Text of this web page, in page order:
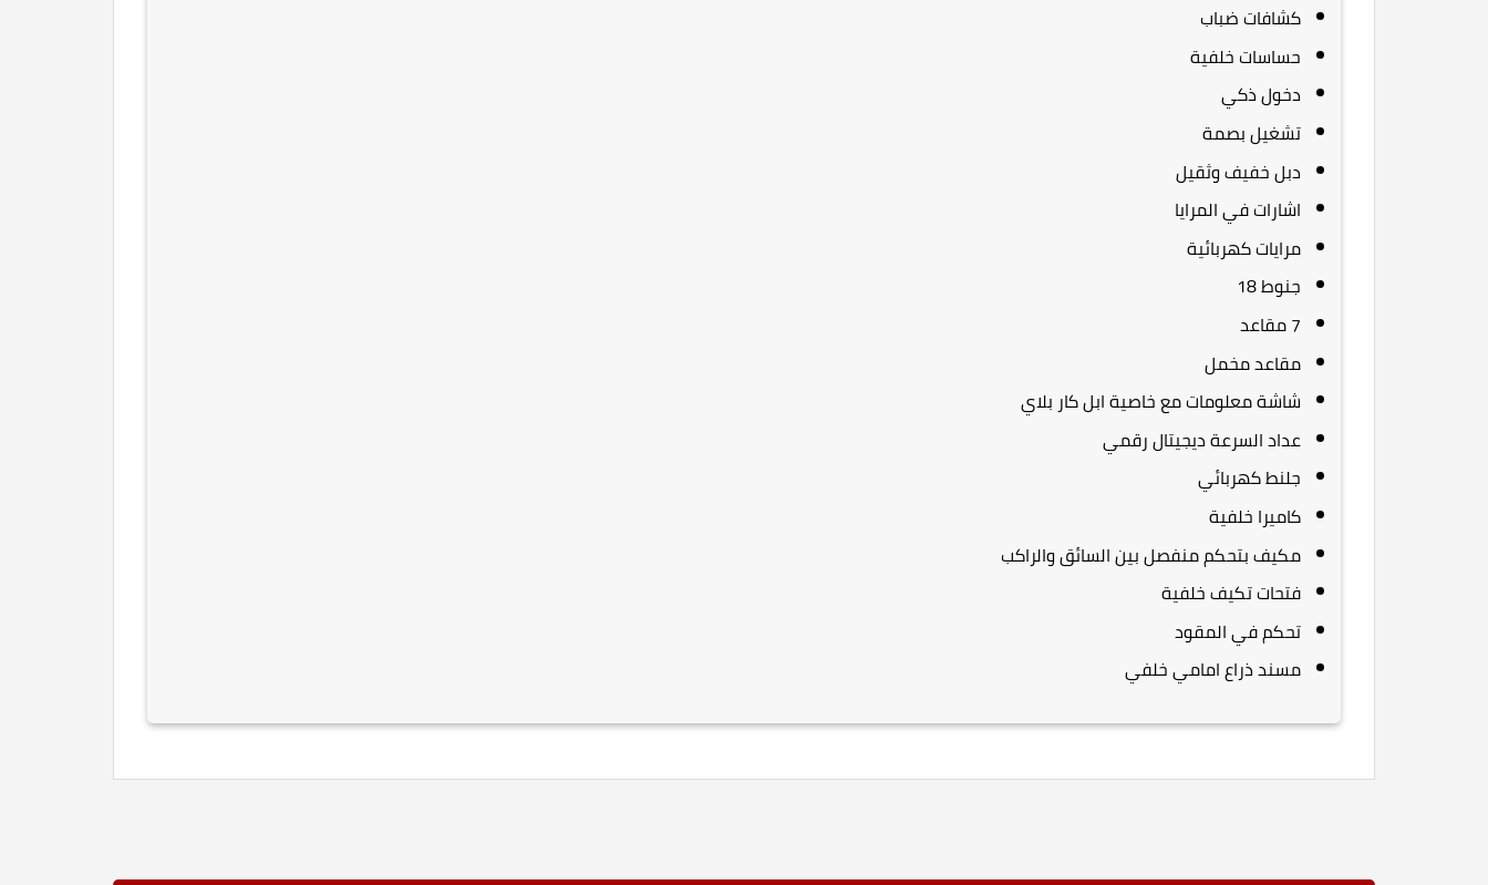
كشافات ضباب
حساسات خلفية
دخول ذكي
تشغيل بصمة
دبل خفيف وثقيل
اشارات في المرايا
مرايات كهربائية
جنوط 18
7 مقاعد
مقاعد مخمل
شاشة معلومات مع خاصية ابل كار بلاي
عداد السرعة ديجيتال رقمي
جلنط كهربائي
كاميرا خلفية
مكيف بتحكم منفصل بين السائق والراكب
فتحات تكيف خلفية
تحكم في المقود
مسند ذراع امامي خلفي